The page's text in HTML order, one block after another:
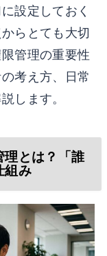
設定しておく
らとても大切
管理の重要性
考え方、日常
します。
理とは？「誰
組み